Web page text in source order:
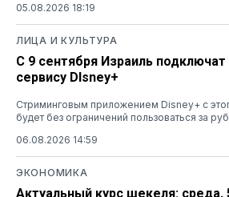
05.08.2026 18:19
ЛИЦА И КУЛЬТУРА
С 9 сентября Израиль
сервису DIsney+
Стриминговым приложением Disney+ с
будет без ограничений пользоваться за
06.08.2026 14:59
ЭКОНОМИКА
Актуальный курс шекеля: среда,